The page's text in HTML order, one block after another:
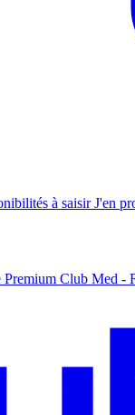
à saisirJ'en
Premium Club Med -